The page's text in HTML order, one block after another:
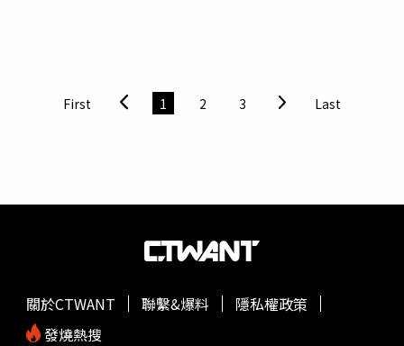
理系主任期間積極培植人才、建立制度，成果斐然。陳佳慧
就任後的首要任務，將是持續推進護理工作環境與條件的改
長同樣資歷亮眼。外科部主任陳晉興為國內肺癌手術權威，
定他在肺癌診療與轉譯研究上的傑出貢獻，以及積極為醫師
爭取改善工作條件的成果，未來將借重其卓越的溝通與研發
醫療領域，曾帶領團隊屢獲國家醫療品質獎與專利，未來將
加速台大硬體布建與機器人導入，全力協助醫院衝刺
First 1 2 3 Last
關於CTWANT 聯繫&爆料
隱私權政策
發燒熱搜